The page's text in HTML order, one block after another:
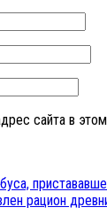
сайта в
рацион